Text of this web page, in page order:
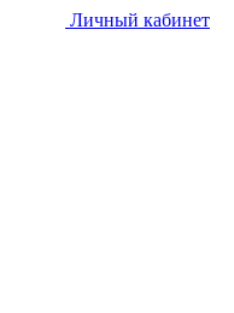
Личный кабинет